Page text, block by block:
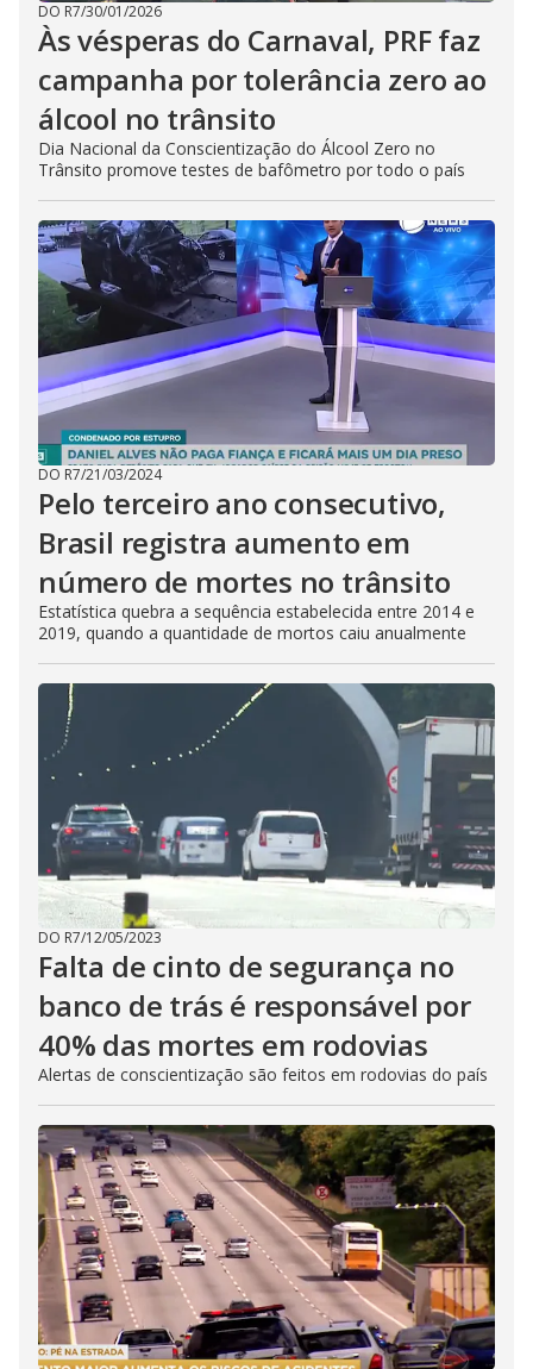
DO R7/30/01/2026
Às vésperas do Carnaval, PRF faz
campanha por tolerância zero ao
álcool no trânsito
Dia Nacional da Conscientização do Álcool Zero no
Trânsito promove testes de bafômetro por todo o país
DO R7/21/03/2024
Pelo terceiro ano consecutivo,
Brasil registra aumento em
número de mortes no trânsito
Estatística quebra a sequência estabelecida entre 2014 e
2019, quando a quantidade de mortos caiu anualmente
DO R7/12/05/2023
Falta de cinto de segurança no
banco de trás é responsável por
40% das mortes em rodovias
Alertas de conscientização são feitos em rodovias do país